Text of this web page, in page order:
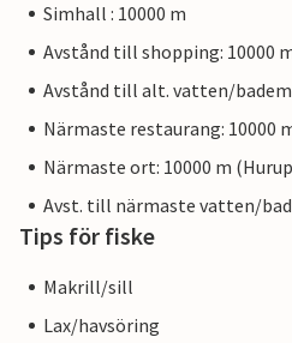
Simhall : 10000 m
Avstånd till shopping: 10000
Avstånd till alt. vatten/
Närmaste restaurang: 10000
Närmaste ort: 10000 m
Avst. till närmaste vatten/
Tips för fiske
Makrill/sill
Lax/havsöring